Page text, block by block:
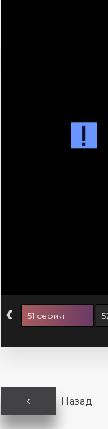
‹ 51 серия
Назад